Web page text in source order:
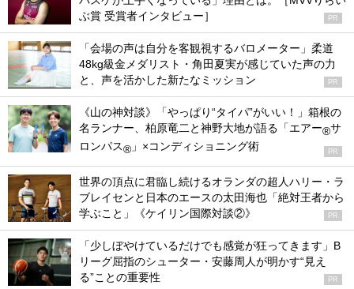
ぶ賞 受賞者インタビュー］
PR
「会場の声は自分を客観視するバロメーター」柔道
48kg級金メダリスト・角田夏実が感じていた声の力
と、声を活かした新たなミッション
PR
《山の神対談》「やっぱり“タイパ”がいい！」箱根の
名ランナー、柏原竜二と神野大地が語る「エアー®サ
ロンパス® 」×コンディショニング術 PR
世界の頂点に君臨し続けるオランダの超人ハリー・ラ
ブレイセンと日本のエースの太田海也「絶対王者から
学ぶこと」《ケイリン国際対談②》
PR
「少しぼやけているだけでも感覚が狂ってきます」B
リーグ屈指のシューター・安藤周人が明かす“見え
る”ことの重要性
PR